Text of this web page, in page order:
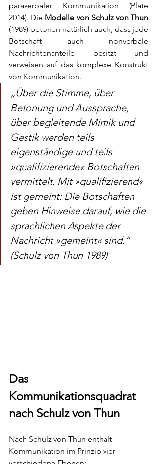
paraverbaler Kommunikation (Plate
2014). Die Modelle von Schulz von Thun
(1989) betonen natürlich auch, dass jede
Botschaft auch nonverbale
Nachrichtenanteile besitzt und
verweisen auf das komplexe Konstrukt
von Kommunikation.
„Über die Stimme, über
Betonung und Aussprache,
über begleitende Mimik und
Gestik werden teils
eigenständige und teils
»qualifizierende« Botschaften
vermittelt. Mit »qualifizierend«
ist gemeint: Die Botschaften
geben Hinweise darauf, wie die
sprachlichen Aspekte der
Nachricht »gemeint« sind.“
(Schulz von Thun 1989)
Das
Kommunikationsquadrat
nach Schulz von Thun
Nach Schulz von Thun enthält
Kommunikation im Prinzip vier